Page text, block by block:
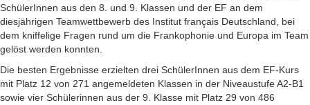
SchülerInnen aus den 8. und 9. Klassen und der EF an dem
diesjährigen Teamwettbewerb des Institut français Deutschland, bei
dem kniffelige Fragen rund um die Frankophonie und Europa im Team
gelöst werden konnten.
Die besten Ergebnisse erzielten drei SchülerInnen aus dem EF-Kurs
mit Platz 12 von 271 angemeldeten Klassen in der Niveaustufe A2-B1
sowie vier Schülerinnen aus der 9. Klasse mit Platz 29 von 486